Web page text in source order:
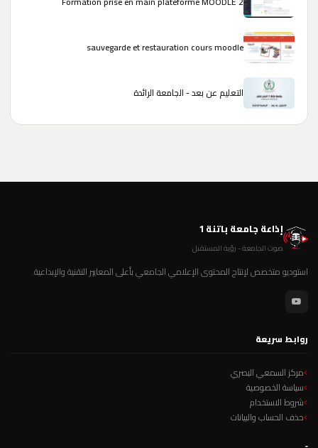
sauvegarde et restauration cours moodle
التعليم عن بعد - الجامعة الرائدة
إذاعة جامعة باتنة 1
صوت الجامعة - رؤية المستقبل
استوديو متخصص لإنتاج المحتوى الإعلامي الجامعي بأعلى المعايير التقنية والإبداعية.
روابط سريعة
مركز السمعي البصري
سياسة الخصوصية
شروط الاستخدام
حذف الحساب والبيانات